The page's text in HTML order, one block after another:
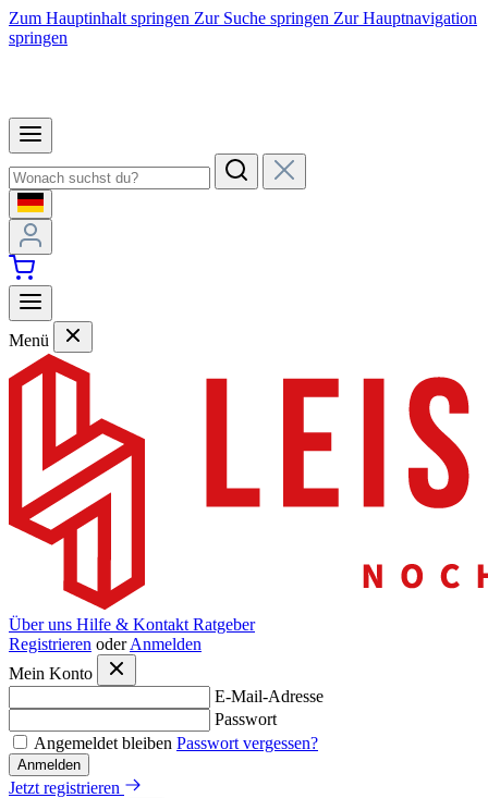
Zum Hauptinhalt springen Zur Suche springen Zur Hauptnavigation
springen
Menü
Über uns Hilfe & Kontakt Ratgeber
Registrieren oder Anmelden
Mein Konto
E-Mail-Adresse
Passwort
Angemeldet bleiben Passwort vergessen?
Anmelden
Jetzt registrieren